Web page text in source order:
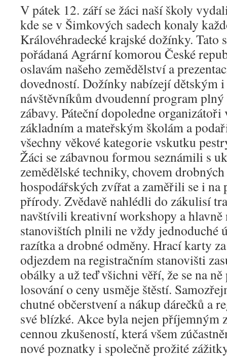
V pátek 12. září se žáci naší školy
kde se v Šimkových sadech konaly
Královéhradecké krajské dožínky. Tato
pořádaná Agrární komorou České
oslavám našeho zemědělství a
dovedností. Dožínky nabízejí dětským
návštěvníkům dvoudenní program plný
zábavy. Páteční dopoledne
základním a mateřským školám a
všechny věkové kategorie vskutku
Žáci se zábavnou formou seznámili s
zemědělské techniky, chovem
hospodářských zvířat a zaměřili se i
přírody. Zvědavě nahlédli do zákulisí
navštívili kreativní workshopy a
stanovištích plnili ne vždy jednoduché
razítka a drobné odměny. Hrací karty
odjezdem na registračním stanovišti
obálky a už teď všichni věří, že se na
losování o ceny usměje štěstí.
chutné občerstvení a nákup dárečků a
své blízké. Akce byla nejen příjemným
cennou zkušeností, která všem
nové poznatky i společně prožité